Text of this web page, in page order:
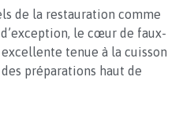
de la restauration comme
le cœur de faux-
tenue à la cuisson
préparations haut de